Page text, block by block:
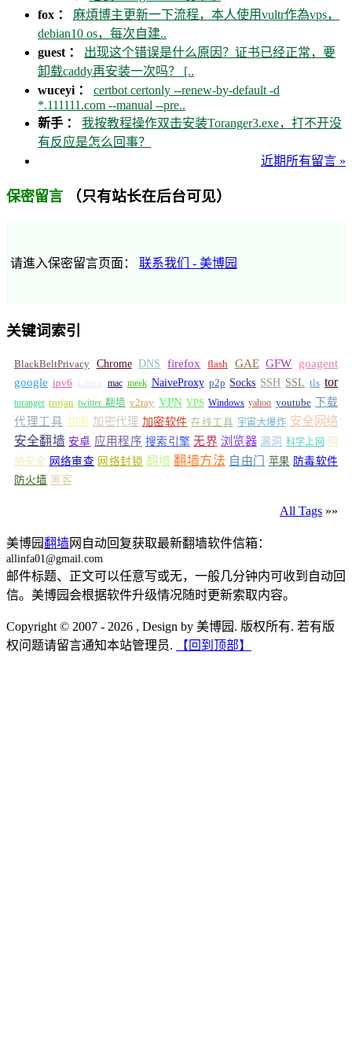
fox ： 麻煩博主更新一下流程，本人使用vultr作為vps，
debian10 os，每次自建..
guest ： 出现这个错误是什么原因？证书已经正常，要
卸载caddy再安装一次吗？ [..
wuceyi ： certbot certonly --renew-by-default -d
*.111111.com --manual --pre..
新手 ： 我按教程操作双击安装Toranger3.exe，打不开没
有反应是怎么回事？
近期所有留言 »
保密留言 （只有站长在后台可见）
请進入保密留言页面： 联系我们 - 美博园
关键词索引
BlackBeltPrivacy Chrome DNS firefox flash GAE GFW
goagent
google ipv6 Linux mac meek NaiveProxy p2p Socks SSH SSL tls tor
toranger trojan twitter 翻墙 v2ray VPN VPS Windows yahoo youtube 下载
代理工具 加密 加密代理 加密软件 在线工具 宇宙大爆炸 安全网络
安全翻墙 安卓 应用程序 搜索引擎 无界 浏览器 漏洞 科学上网 网
络安全 网络审查 网络封锁 翻墙 翻墙方法 自由门 苹果 防毒软件
防火墙 黑客
All Tags »»
美博园翻墙网自动回复获取最新翻墙软件信箱：
allinfa01@gmail.com
邮件标题、正文可以任意写或无，一般几分钟内可收到自动回
信。美博园会根据软件升级情况随时更新索取内容。
Copyright © 2007 - 2026 , Design by 美博园. 版权所有. 若有版
权问题请留言通知本站管理员.
【回到顶部】